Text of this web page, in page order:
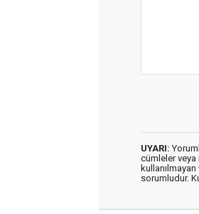
UYARI:
cümleler veya
sorumludur.